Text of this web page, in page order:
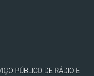
PÚBLICO DE RÁDIO E